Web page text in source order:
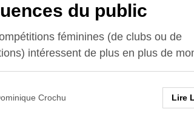
du public
féminines (de clubs ou de
intéressent de plus en plus de
Crochu Lire